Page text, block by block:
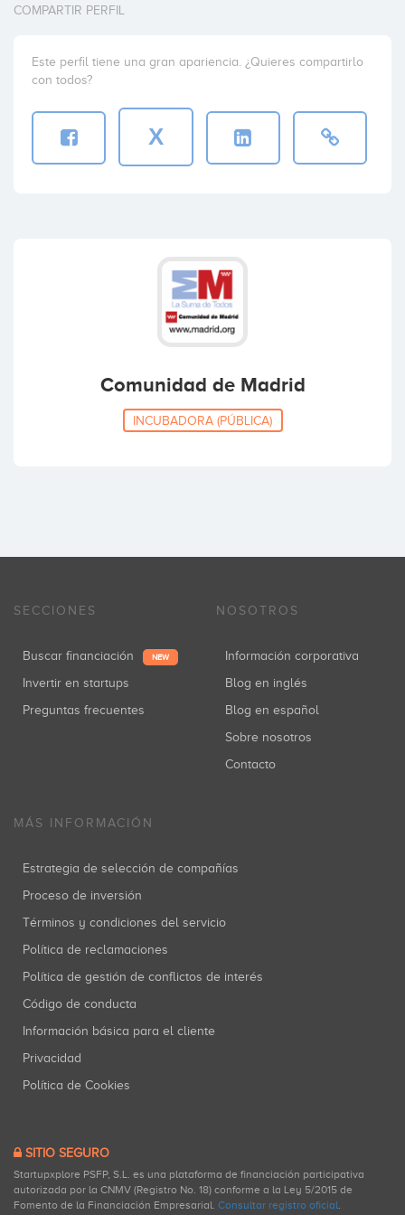
COMPARTIR PERFIL
Este perfil tiene una gran apariencia. ¿Quieres compartirlo
con todos?
X
Comunidad de Madrid
INCUBADORA (PÚBLICA)
SECCIONES
Buscar financiación NEW
Invertir en startups
Preguntas frecuentes
NOSOTROS
Información corporativa
Blog en inglés
Blog en español
Sobre nosotros
Contacto
MÁS INFORMACIÓN
Estrategia de selección de compañías
Proceso de inversión
Términos y condiciones del servicio
Política de reclamaciones
Política de gestión de conflictos de interés
Código de conducta
Información básica para el cliente
Privacidad
Política de Cookies
SITIO SEGURO
Startupxplore PSFP, S.L. es una plataforma de financiación participativa
autorizada por la CNMV (Registro No. 18) conforme a la Ley 5/2015 de
Fomento de la Financiación Empresarial. Consultar registro oficial.